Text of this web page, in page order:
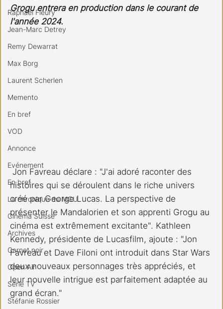
Raphael Fleury
Jean-Marc Detrey
Remy Dewarrat
Max Borg
Laurent Scherlen
Memento
En bref
VOD
Annonce
Evénement
En bref
La chronique du MCU
Cinéma Suisse
Archives
Carnet noir
Open Air
Série TV
Stéfanie Rossier
Grogu entrera en production dans le courant de
l'année 2024.
Jon Favreau déclare : "J'ai adoré raconter des
histoires qui se déroulent dans le riche univers
créé par George Lucas. La perspective de
présenter le Mandalorien et son apprenti Grogu au
cinéma est extrêmement excitante". Kathleen
Kennedy, présidente de Lucasfilm, ajoute : "Jon
Favreau et Dave Filoni ont introduit dans Star Wars
deux nouveaux personnages très appréciés, et
leur nouvelle intrigue est parfaitement adaptée au
grand écran."